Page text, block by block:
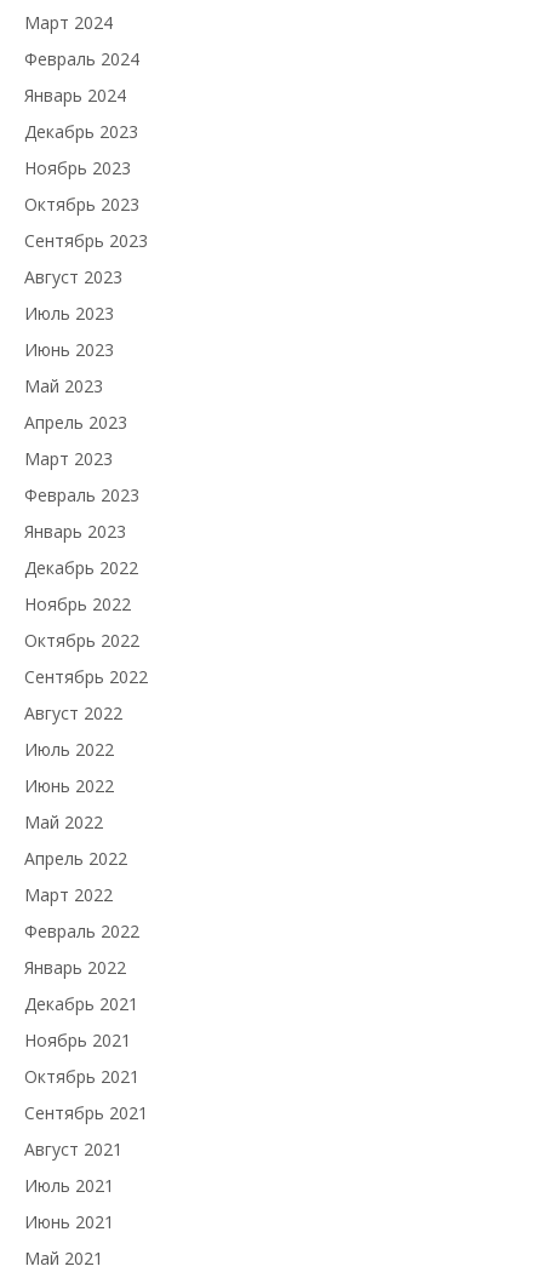
Март 2024
Февраль 2024
Январь 2024
Декабрь 2023
Ноябрь 2023
Октябрь 2023
Сентябрь 2023
Август 2023
Июль 2023
Июнь 2023
Май 2023
Апрель 2023
Март 2023
Февраль 2023
Январь 2023
Декабрь 2022
Ноябрь 2022
Октябрь 2022
Сентябрь 2022
Август 2022
Июль 2022
Июнь 2022
Май 2022
Апрель 2022
Март 2022
Февраль 2022
Январь 2022
Декабрь 2021
Ноябрь 2021
Октябрь 2021
Сентябрь 2021
Август 2021
Июль 2021
Июнь 2021
Май 2021